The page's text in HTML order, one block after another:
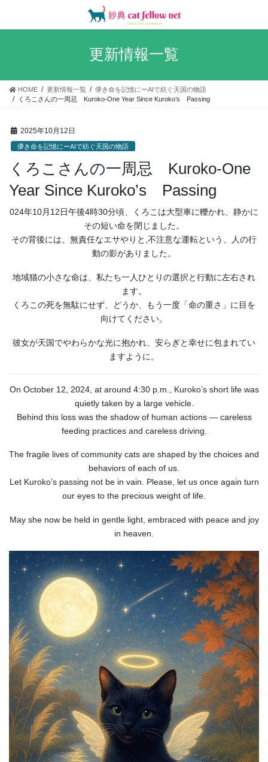
テ
ス
ゲ
ン
更新情報一覧
HOME 更新情報一覧
儚き命を記憶にーAIで紡ぐ天国の物語
くろこさんの一周忌 Kuroko-One Year Since Kuroko’s Passing
2025年10月12日
儚き命を記憶にーAIで紡ぐ天国の物語
くろこさんの一周忌 Kuroko-One
Year Since Kuroko’s Passing
024年10月12日午後4時30分頃、くろこは大型車に轢かれ、静かに
その短い命を閉じました。
その背後には、無責任なエサやりと,不注意な運転という、人の行
動の影がありました。
地域猫の小さな命は、私たち一人ひとりの選択と行動に左右され
ます。
くろこの死を無駄にせず、どうか、もう一度「命の重さ」に目を
向けてください。
彼女が天国でやわらかな光に抱かれ、安らぎと幸せに包まれてい
ますように。
On October 12, 2024, at around 4:30 p.m., Kuroko’s short life was
quietly taken by a large vehicle.
Behind this loss was the shadow of human actions — careless
feeding practices and careless driving.
The fragile lives of community cats are shaped by the choices and
behaviors of each of us.
Let Kuroko’s passing not be in vain. Please, let us once again turn
our eyes to the precious weight of life.
May she now be held in gentle light, embraced with peace and joy
in heaven.